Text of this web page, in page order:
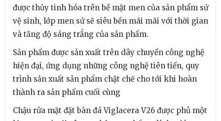
được thủy tinh hóa trên bề mặt men của sản phẩm sứ
vệ sinh, lớp men sứ sẽ siêu bền mãi mãi với thời gian
và tăng độ sáng trắng của sản phẩm.
Sản phẩm được sản xuất trên dây chuyền công nghệ
hiện đại, ứng dụng những công nghệ tiên tiến, quy
trình sản xuất sản phẩm chặt chẽ cho tới khi hoàn
thành ra sản phẩm cuối cùng
Chậu rửa mặt đặt bàn đá Viglacera V26 được phủ một